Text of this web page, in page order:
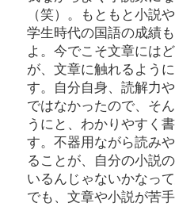
（笑）。もともと小説
学生時代の国語の成績
よ。今でこそ文章には
が、文章に触れるよう
す。自分自身、読解力
ではなかったので、そ
うにと、わかりやすく
す。不器用ながら読み
ることが、自分の小説
いるんじゃないかなっ
でも、文章や小説が苦